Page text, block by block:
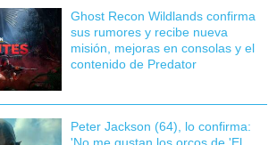
Ghost Recon Wildlands confirma
sus rumores y recibe nueva
misión, mejoras en consolas y el
contenido de Predator
Peter Jackson (64), lo confirma:
'No me gustan los orcos de 'El